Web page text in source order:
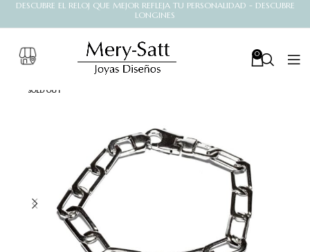
DESCUBRE EL RELOJ QUE MEJOR REFLEJA TU PERSONALIDAD - DESCUBRE
LONGINES
0
SOLD OUT